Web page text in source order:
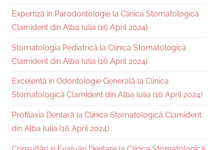
Expertiză în Parodontologie la Clinica Stomatologică
Clamident din Alba Iulia (16 April 2024)
Stomatologia Pediatrică la Clinica Stomatologică
Clamident din Alba Iulia (16 April 2024)
Excelență în Odontologie Generală la Clinica
Stomatologică Clamident din Alba Iulia (16 April 2024)
Profilaxia Dentară la Clinica Stomatologică Clamident
din Alba Iulia (16 April 2024)